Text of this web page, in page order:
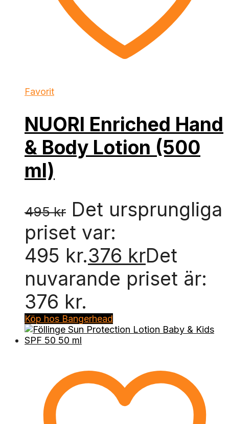
Favorit
NUORI Enriched Hand
& Body Lotion (500
ml)
495kr Det ursprungliga
priset var:
495 kr.376 krDet
nuvarande priset är:
376 kr.
Köp hos Bangerhead